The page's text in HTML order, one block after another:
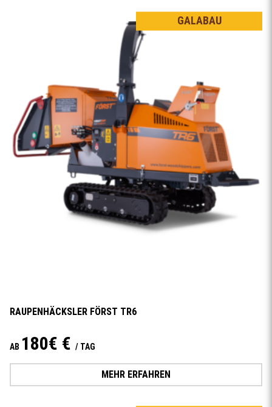
GALABAU
RAUPENHÄCKSLER FÖRST TR6
AB 180€ € / TAG
MEHR ERFAHREN